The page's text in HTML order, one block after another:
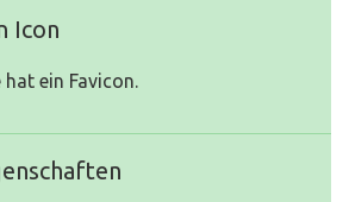
Icon
hat ein Favicon.